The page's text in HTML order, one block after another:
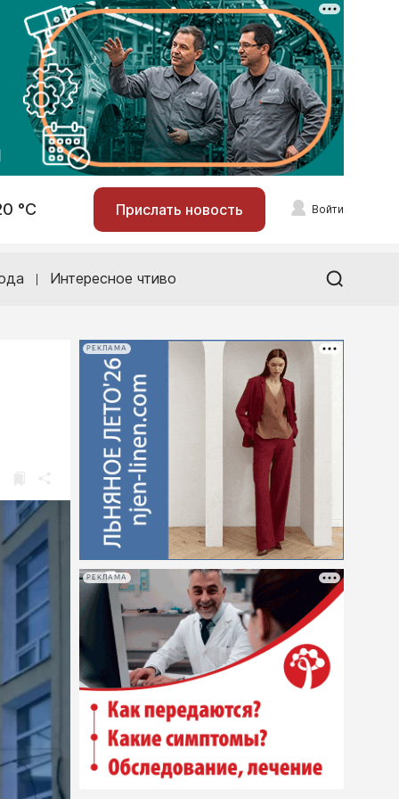
°С Прислать новость Войти
Интересное чтиво
РЕКЛАМА
РЕКЛАМА